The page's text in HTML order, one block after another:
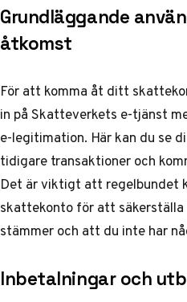
Grundläggande
åtkomst
För att komma åt ditt
in på Skatteverkets e-tjänst
e-legitimation. Här kan du se
tidigare transaktioner och
Det är viktigt att regelbundet
skattekonto för att
stämmer och att du inte har
Inbetalningar och